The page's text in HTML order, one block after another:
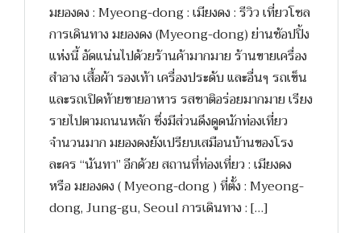
มยองดง : Myeong-dong : เมียงดง : รีวิว เที่ยวโซล
การเดินทาง มยองดง (Myeong-dong) ย่านช้อปปิ้ง
แห่งนี้ อัดแน่นไปด้วยร้านค้ามากมาย ร้านขายเครื่อง
สำอาง เสื้อผ้า รองเท้า เครื่องประดับ และอื่นๆ รถเข็น
และรถเปิดท้ายขายอาหาร รสชาติอร่อยมากมาย เรียง
รายไปตามถนนหลัก ซึ่งมีส่วนดึงดูดนักท่องเที่ยว
จำนวนมาก มยองดงยังเปรียบเสมือนบ้านของโรง
ละคร “นันทา” อีกด้วย สถานที่ท่องเที่ยว : เมียงดง
หรือ มยองดง ( Myeong-dong ) ที่ตั้ง : Myeong-
dong, Jung-gu, Seoul การเดินทาง : […]